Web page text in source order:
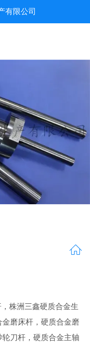
有限公司
株洲三鑫硬质合金生
磨床杆，硬质合金磨
刀杆，硬质合金主轴